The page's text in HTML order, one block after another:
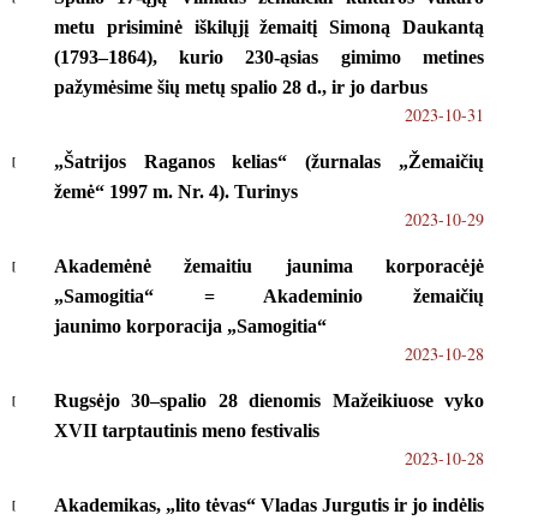
metu prisiminė iškilųjį žemaitį Simoną Daukantą
(1793–1864), kurio 230-ąsias gimimo metines
pažymėsime šių metų spalio 28 d., ir jo darbus
2023-10-31
„Šatrijos Raganos kelias“ (žurnalas „Žemaičių
žemė“ 1997 m. Nr. 4). Turinys
2023-10-29
Akademėnė žemaitiu jaunima korporacėjė
„Samogitia“ = Akademinio žemaičių
jaunimo korporacija „Samogitia“
2023-10-28
Rugsėjo 30–spalio 28 dienomis Mažeikiuose vyko
XVII tarptautinis meno festivalis
2023-10-28
Akademikas, „lito tėvas“ Vladas Jurgutis ir jo indėlis